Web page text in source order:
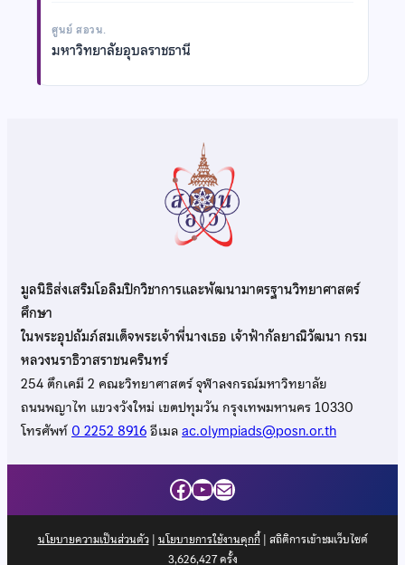
ศูนย์ สอวน.
มหาวิทยาลัยอุบลราชธานี
มูลนิธิส่งเสริมโอลิมปิกวิชาการและพัฒนามาตรฐานวิทยาศาสตร์
ศึกษา
ในพระอุปถัมภ์สมเด็จพระเจ้าพี่นางเธอ เจ้าฟ้ากัลยาณิวัฒนา กรม
หลวงนราธิวาสราชนครินทร์
254 ตึกเคมี 2 คณะวิทยาศาสตร์ จุฬาลงกรณ์มหาวิทยาลัย
ถนนพญาไท แขวงวังใหม่ เขตปทุมวัน กรุงเทพมหานคร 10330
โทรศัพท์0 2252 8916อีเมลac.olympiads@posn.or.th
Facebook
YouTube
Mail
นโยบายความเป็นส่วนตัว| นโยบายการใช้งานคุกกี้| สถิติการเข้าชมเว็บไซต์
3,626,427ครั้ง